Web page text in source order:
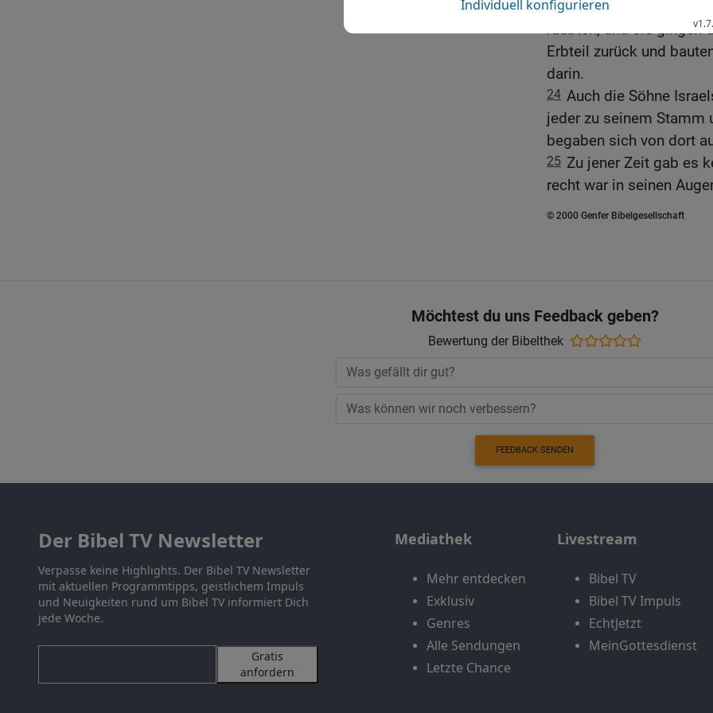
nahmen nach ihrer Zahl
raubten, und sie gingen
Erbteil zurück und
darin.
24 Auch die Söhne
jeder zu seinem Stamm
begaben sich von dort
25 Zu jener Zeit gab es
recht war in seinen
© 2000 Genfer Bibelgesellschaft
Möchtest du uns Feedback geben?
Bewertung der Bibelthek
FEEDBACK SENDEN
Der Bibel TV Newsletter
Verpasse keine Highlights. Der Bibel TV Newsletter
mit aktuellen Programmtipps, geistlichem Impuls
und Neuigkeiten rund um Bibel TV informiert Dich
jede Woche.
Gratis
anfordern
Mediathek
Mehr entdecken
Exklusiv
Genres
Alle Sendungen
Letzte Chance
Livestream
Bibel TV
Bibel TV Impuls
EchtJetzt
MeinGottesdienst